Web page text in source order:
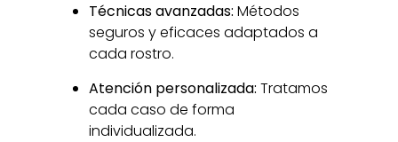
Técnicas avanzadas: Métodos
seguros y eficaces adaptados a
cada rostro.
Atención personalizada: Tratamos
cada caso de forma
individualizada.